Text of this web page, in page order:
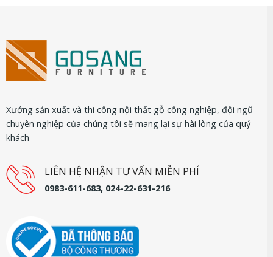
Xưởng sản xuất và thi công nội thất gỗ công nghiệp, đội ngũ
chuyên nghiệp của chúng tôi sẽ mang lại sự hài lòng của quý
khách
LIÊN HỆ NHẬN TƯ VẤN MIỄN PHÍ
0983-611-683, 024-22-631-216